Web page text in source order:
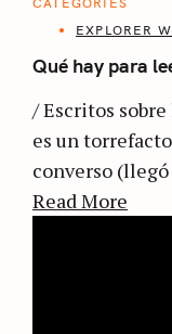
EXPLORER
Qué hay para
/ Escritos
es un
converso
Read More